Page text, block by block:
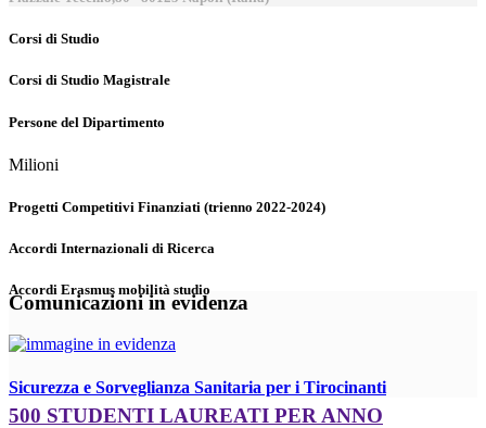
Corsi di Studio
Corsi di Studio Magistrale
Persone del Dipartimento
Milioni
Progetti Competitivi Finanziati (trienno 2022-2024)
Accordi Internazionali di Ricerca
Accordi Erasmus mobilità studio
Comunicazioni in evidenza
Sicurezza e Sorveglianza Sanitaria per i Tirocinanti
500 STUDENTI LAUREATI PER ANNO